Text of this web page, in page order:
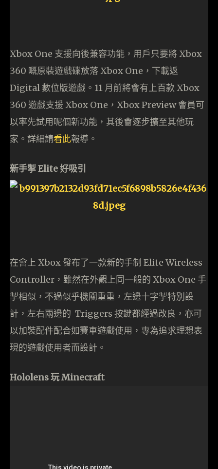
Xbox One 支援向後兼容功能，用戶只要將 Xbox
360 嘅原裝遊戲碟放落 Xbox One，下載返
Digital 數位版遊戲。11 月前將會有上百款 Xbox
360 遊戲支援 Xbox One，Xbox Preview 會員可
以率先試用呢個新功能，其後會逐步擴至其他玩
家。詳細請看此報導。
新手掣 Elite 好吸引
在會上 Xbox 發布了一款新的手制 Elite Wireless
Controller，雖然在外觀上同一般的 Xbox One 手
掣相似，不過似乎機關重重，左邊十字掣特別設
計，左右兩邊的 Triggers 按鍵都經過改良，亦可
以加裝配件配合如賽車遊戲使用，專為追求理想表
現的遊戲使用者而設計。
Hololens 玩 Minecraft